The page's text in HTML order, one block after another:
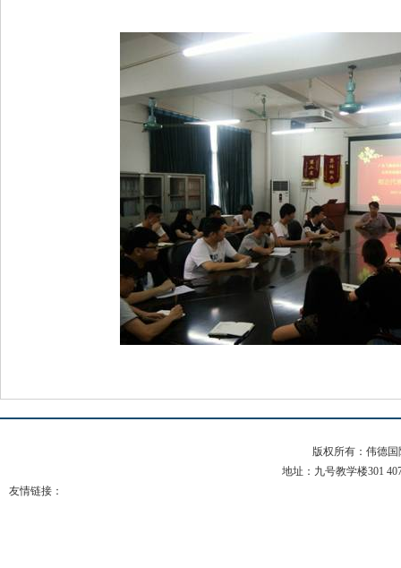
版权所有：伟德国
地址：九号教学楼301
友情链接：